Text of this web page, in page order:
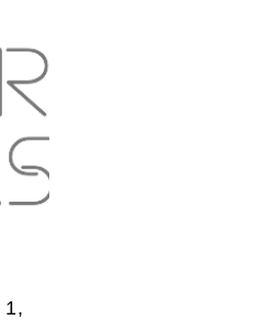
1,